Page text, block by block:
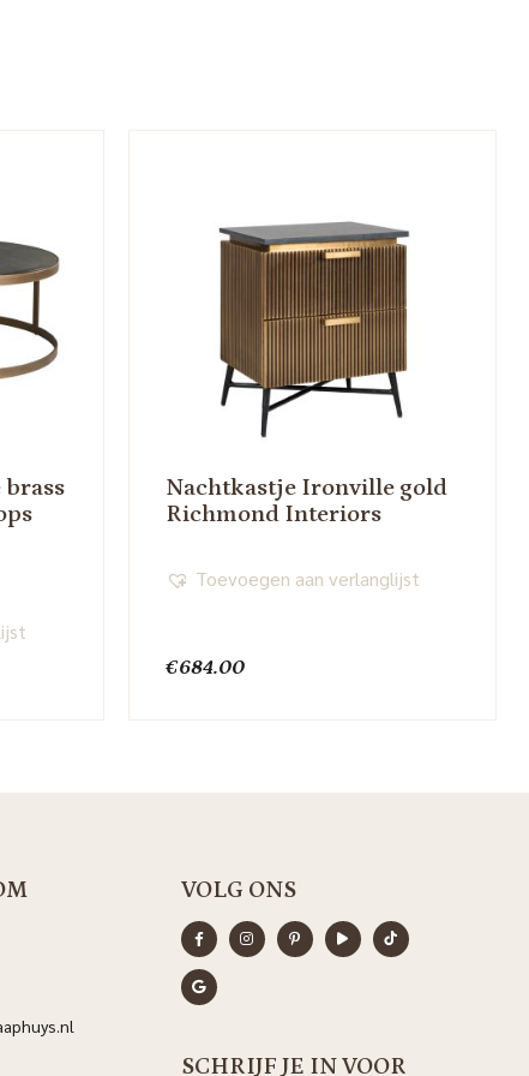
Nachtkastje Ironville gold
Richmond Interiors
€684.00
Toevoegen aan verlanglijst
VOLG ONS
SCHRIJF JE IN VOOR